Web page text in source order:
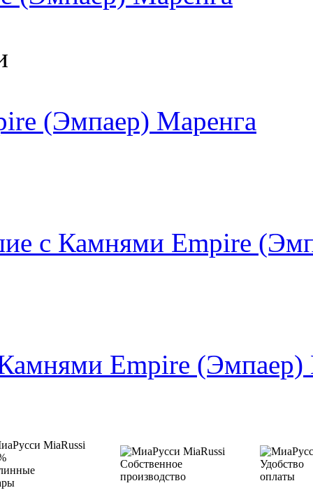
(Эмпаер) Маренга
с Камнями Empire
Empire (Эмпаер)
Собственное
производство
Удобство
оплаты